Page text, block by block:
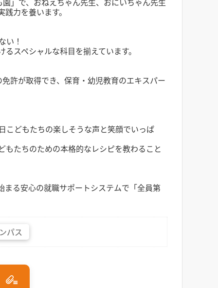
力を養います。
い！
スペシャルな科目を揃えています。
許が取得でき、保育・幼児教育のエキスパー
こどもたちの楽しそうな声と笑顔でいっぱ
たちのための本格的なレシピを教わること
る安心の就職サポートシステムで「全員第
パス